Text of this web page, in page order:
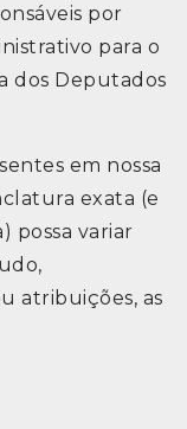
por
para o
dos Deputados
em nossa
exata (e
possa variar
atribuições, as